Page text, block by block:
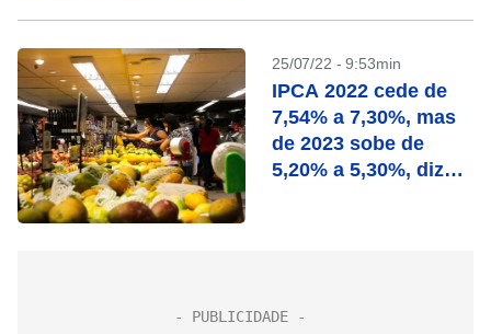
25/07/22 - 9:53min
IPCA 2022 cede de
7,54% a 7,30%, mas
de 2023 sobe de
5,20% a 5,30%, diz